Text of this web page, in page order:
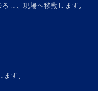
し、現場へ移動します。
す。